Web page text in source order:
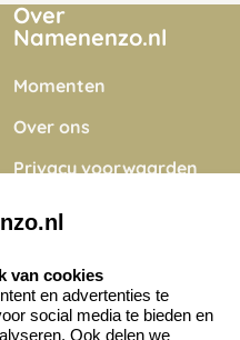
Over
Namenenzo.nl
Momenten
Over ons
Privacy voorwaarden
Onze vacatures
Klantenservice:
van cookies
en advertenties te
social media te bieden en
Ook delen we